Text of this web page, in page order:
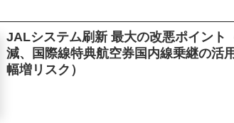
JALシステム刷新 最大の改悪ポイント
減、国際線特典航空券国内線乗継の活
幅増リスク）